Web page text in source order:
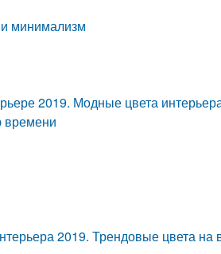
минимализм
2019. Модные цвета
времени
2019. Трендовые цвета